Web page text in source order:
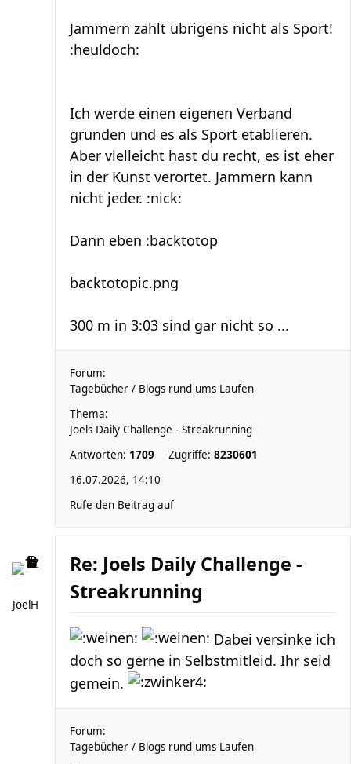
Jammern zählt übrigens nicht als Sport!
:heuldoch:
Ich werde einen eigenen Verband
gründen und es als Sport etablieren.
Aber vielleicht hast du recht, es ist eher
in der Kunst verortet. Jammern kann
nicht jeder. :nick:
Dann eben :backtotop
backtotopic.png
300 m in 3:03 sind gar nicht so ...
Forum:
Tagebücher / Blogs rund ums Laufen
Thema:
Joels Daily Challenge - Streakrunning
Antworten: 1709 Zugriffe: 8230601
16.07.2026, 14:10
Rufe den Beitrag auf
JoelH
Re: Joels Daily Challenge -
Streakrunning
Dabei versinke ich
doch so gerne in Selbstmitleid. Ihr seid
gemein.
Forum:
Tagebücher / Blogs rund ums Laufen